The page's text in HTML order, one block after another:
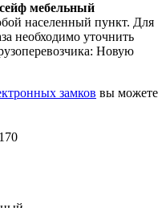
сейф мебельный
населенный пункт. Для
необходимо уточнить
Новую
замков вы можете